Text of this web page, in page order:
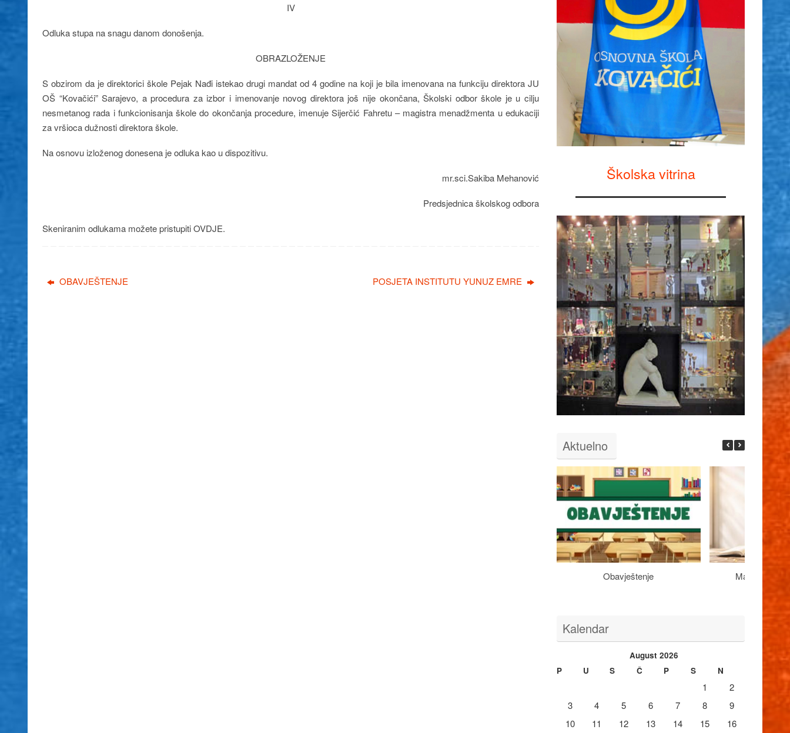
IV
Odluka stupa na snagu danom donošenja.
OBRAZLOŽENJE
S obzirom da je direktorici škole Pejak Nađi istekao drugi mandat od 4 godine na koji je bila imenovana na funkciju direktora JU
OŠ “Kovačići” Sarajevo, a procedura za izbor i imenovanje novog direktora još nije okončana, Školski odbor škole je u cilju
nesmetanog rada i funkcionisanja škole do okončanja procedure, imenuje Sijerčić Fahretu – magistra menadžmenta u edukaciji
za vršioca dužnosti direktora škole.
Na osnovu izloženog donesena je odluka kao u dispozitivu.
mr.sci.Sakiba Mehanović
Predsjednica školskog odbora
Skeniranim odlukama možete pristupiti OVDJE.
OBAVJEŠTENJE POSJETA INSTITUTU YUNUZ EMRE
Školska vitrina
Aktuelno
Obavještenje Maturantima
Kalendar
August 2026
P
U S Č P S N
1
2
3
4 5 6 7 8
9
10
11 12 13 14 15
16